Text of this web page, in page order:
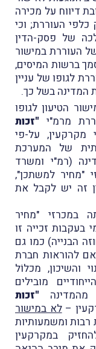
חובת דיווח על מכירה
העוררת; וכי
של פסק-הדין
העוררת במישור
ברשות המיסים,
לגופו של עניין
המדינה בשל כך.
הטיעון לגופו
מרמ"י "זכות
מקרקעין, על-פי
של המערכת
(רמ"י ומשרד
"מחיר למשתכן",
זה יש לקבל את
במכרזי "מחיר
זכייה זו
הבנייה) כמו גם
להוראות חברת
והשיכון, מכלוֹל
מובילים
"זכות
–לא במישור
רבות ומשמעותיות
במקרקעין